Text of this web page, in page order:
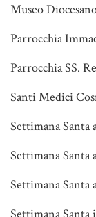
Museo
Parrocchia
Parrocchia SS.
Santi Medici
Settimana Santa
Settimana Santa
Settimana Santa
Settimana Santa